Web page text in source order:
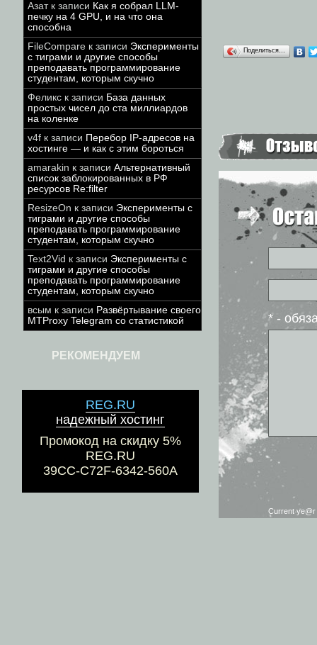
Азатк записи Как я собрал LLM-
печку на 4 GPU, и на что она
способна
FileCompare к записи Эксперименты
с тиграми и другие способы
преподавать программирование
студентам, которым скучно
Феликс к записи База данных
простых чисел до ста миллиардов
на коленке
v4f к записи Перебор IP-адресов на
хостинге — и как с этим бороться
amarakin к записи Альтернативный
список заблокированных в РФ
ресурсов Re:filter
ResizeOn к записи Эксперименты с
тиграми и другие способы
преподавать программирование
студентам, которым скучно
Text2Vid к записи Эксперименты с
тиграми и другие способы
преподавать программирование
студентам, которым скучно
всым к записи Развёртывание своего
MTProxy Telegram со статистикой
РЕКОМЕНДУЕМ
REG.RU
надежный хостинг
Промокод на скидку 5%
REG.RU
39CC-C72F-6342-560A
Поделиться…
* -
Current ye@r